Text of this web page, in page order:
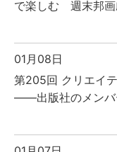
で楽しむ 週末邦画
01月08日
第205回 クリエイ
――出版社のメンバ